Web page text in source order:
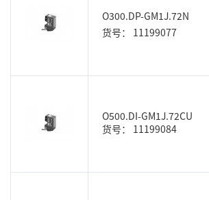
O300.DP-GM1J.72N
货号： 11199077
O500.DI-GM1J.72CU
货号： 11199084